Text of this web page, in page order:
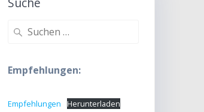
Suche
Empfehlungen:
Empfehlungen Herunterladen